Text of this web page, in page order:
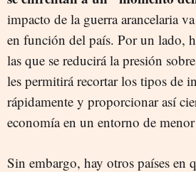
impacto de la guerra arancelaria
en función del país. Por un lado,
las que se reducirá la presión
les permitirá recortar los tipos de
rápidamente y proporcionar así
economía en un entorno de
Sin embargo, hay otros países en